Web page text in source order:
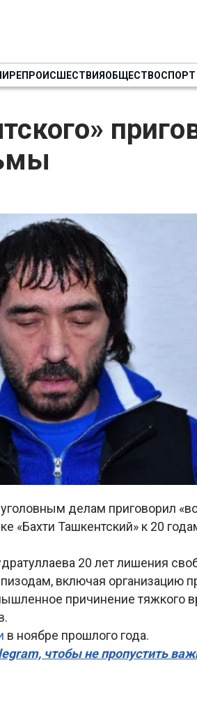
ПРОИСШЕСТВИЯОБЩЕСТВОСПОРТ
делам приговорил
«Бахти Ташкентский» к 20
20 лет лишения
включая организацию
причинение тяжкого
в ноябре прошлого года.
чтобы не пропустить